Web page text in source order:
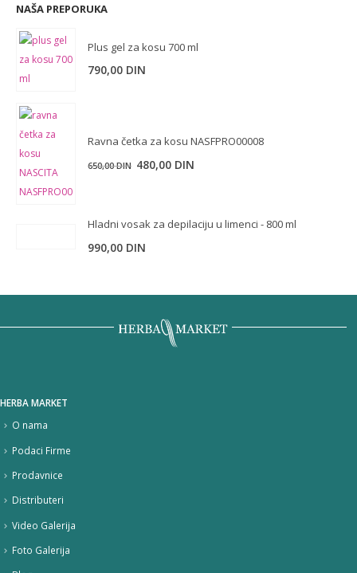
NAŠA PREPORUKA
Plus gel za kosu 700 ml
790,00 DIN
Ravna četka za kosu NASFPRO00008
650,00DIN Originalna
bila:
480,00 DIN
480,00 DIN.
Hladni vosak za depilaciju u limenci - 800 ml
990,00 DIN
HERBA MARKET
O nama
Podaci Firme
Prodavnice
Distributeri
Video Galerija
Foto Galerija